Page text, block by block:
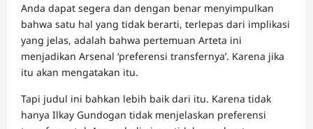
Anda dapat segera dan dengan benar menyimpulkan
bahwa satu hal yang tidak berarti, terlepas dari implikasi
yang jelas, adalah bahwa pertemuan Arteta ini
menjadikan Arsenal ‘preferensi transfernya’. Karena jika
itu akan mengatakan itu.
Tapi judul ini bahkan lebih baik dari itu. Karena tidak
hanya Ilkay Gundogan tidak menjelaskan preferensi